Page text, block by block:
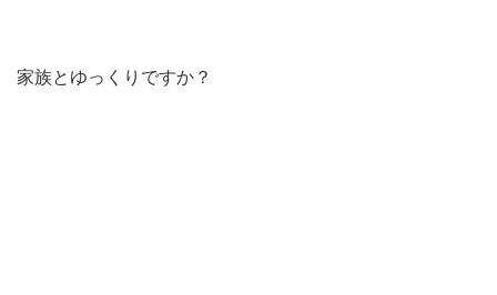
家族とゆっくりですか？